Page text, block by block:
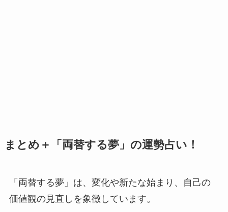
まとめ＋「両替する夢」の運勢占い！
「両替する夢」は、変化や新たな始まり、自己の
価値観の見直しを象徴しています。